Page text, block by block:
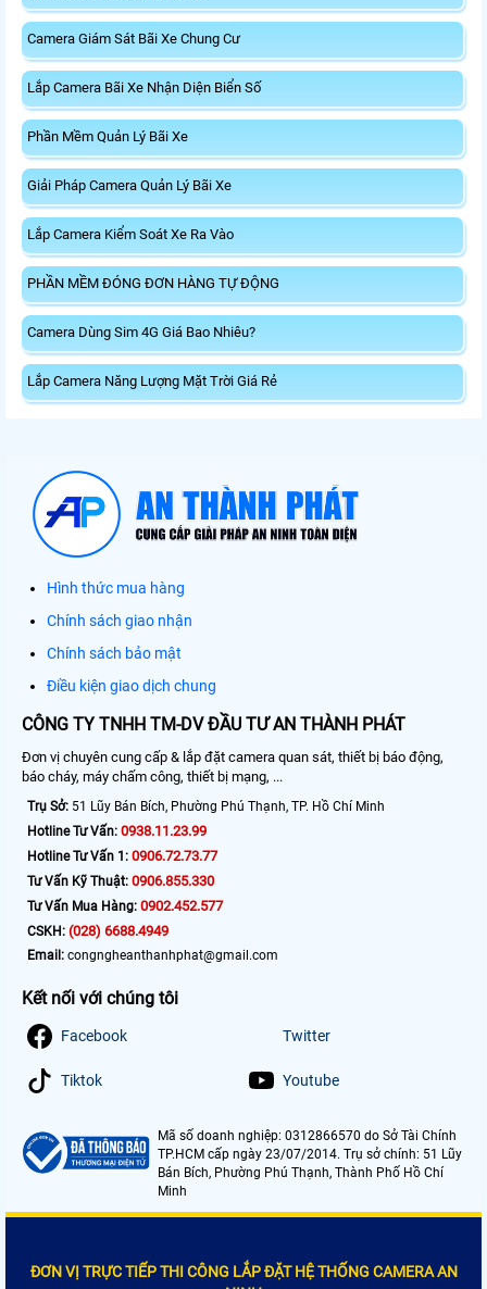
Camera Giám Sát Bãi Xe Chung Cư
Lắp Camera Bãi Xe Nhận Diện Biển Số
Phần Mềm Quản Lý Bãi Xe
Giải Pháp Camera Quản Lý Bãi Xe
Lắp Camera Kiểm Soát Xe Ra Vào
PHẦN MỀM ĐÓNG ĐƠN HÀNG TỰ ĐỘNG
Camera Dùng Sim 4G Giá Bao Nhiêu?
Lắp Camera Năng Lượng Mặt Trời Giá Rẻ
Hình thức mua hàng
Chính sách giao nhận
Chính sách bảo mật
Điều kiện giao dịch chung
CÔNG TY TNHH TM-DV ĐẦU TƯ AN THÀNH PHÁT
Đơn vị chuyên cung cấp & lắp đặt camera quan sát, thiết bị báo động,
báo cháy, máy chấm công, thiết bị mạng, ...
Trụ Sở: 51 Lũy Bán Bích, Phường Phú Thạnh, TP. Hồ Chí Minh
Hotline Tư Vấn: 0938.11.23.99
Hotline Tư Vấn 1: 0906.72.73.77
Tư Vấn Kỹ Thuật: 0906.855.330
Tư Vấn Mua Hàng: 0902.452.577
CSKH: (028) 6688.4949
Email: congngheanthanhphat@gmail.com
Kết nối với chúng tôi
Facebook Twitter
Tiktok Youtube
Mã số doanh nghiệp: 0312866570 do Sở Tài Chính
TP.HCM cấp ngày 23/07/2014. Trụ sở chính: 51 Lũy
Bán Bích, Phường Phú Thạnh, Thành Phố Hồ Chí
Minh
ĐƠN VỊ TRỰC TIẾP THI CÔNG LẮP ĐẶT HỆ THỐNG CAMERA AN